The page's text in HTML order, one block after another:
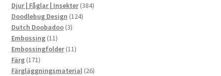
produkter
Djur | Fåglar | Insekter 384384
Doodlebug Design 124124
Dutch Doobadoo 33
Embossing 1111
produkter
Embossingfolder 1111
Färg 171171
produkter
Färgläggningsmaterial 2626